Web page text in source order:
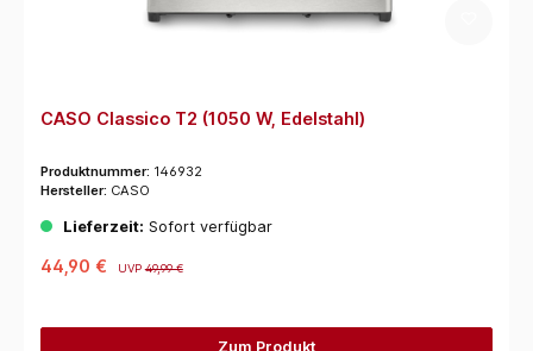
CASO Classico T2 (1050 W, Edelstahl)
Produktnummer: 146932
Hersteller: CASO
Lieferzeit: Sofort verfügbar
44,90 € UVP49,99 €
Zum Produkt